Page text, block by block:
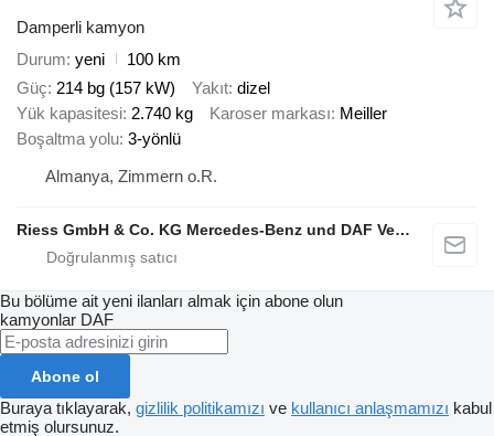
Damperli kamyon
Durum yeni
100 km
Güç 214 bg (157 kW) Yakıt dizel
Yük kapasitesi 2.740 kg Karoser markası Meiller
Boşaltma yolu 3-yönlü
Almanya, Zimmern o.R.
Riess GmbH & Co. KG Mercedes-Benz und DAF Vertragspartner
Bu bölüme ait yeni ilanları almak için abone olun
kamyonlar DAF
Abone ol
Buraya tıklayarak, gizlilik politikamızı ve kullanıcı anlaşmamızı kabul
etmiş olursunuz.